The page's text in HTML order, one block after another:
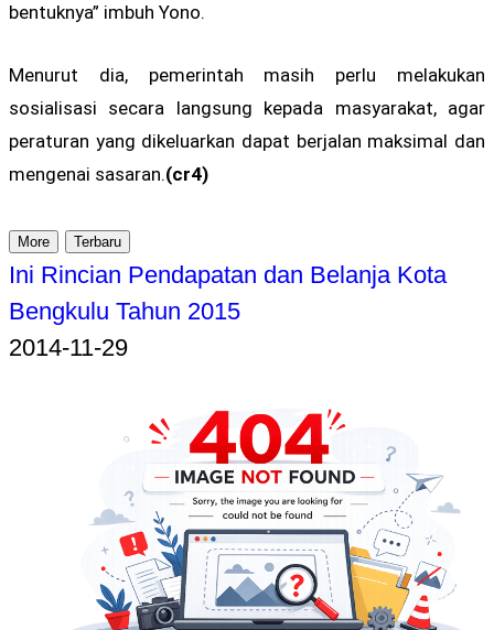
bentuknya” imbuh Yono.
Menurut dia, pemerintah masih perlu melakukan
sosialisasi secara langsung kepada masyarakat, agar
peraturan yang dikeluarkan dapat berjalan maksimal dan
mengenai sasaran.(cr4)
More Terbaru
Ini Rincian Pendapatan dan Belanja Kota
Bengkulu Tahun 2015
2014-11-29